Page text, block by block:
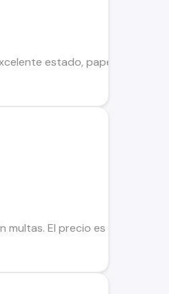
estado, papeles al día,
multas. El precio es